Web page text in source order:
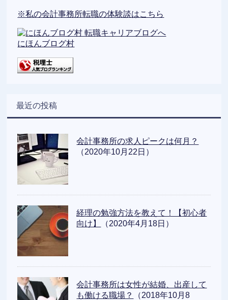
※私の会計事務所転職の体験談はこちら
にほんブログ村
最近の投稿
会計事務所の求人ピークは何月？
（2020年10月22日）
経理の勉強方法を教えて！【初心者
向け】
（2020年4月18日）
会計事務所は女性が結婚、出産して
も働ける職場？
（2018年10月8